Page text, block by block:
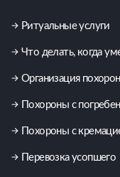
Ритуальные услуги
Что делать, когда
Организация похорон
Похороны с
Похороны с
Перевозка усопшего